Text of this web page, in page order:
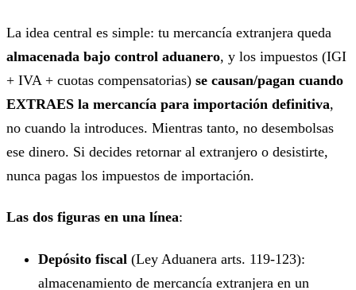
La idea central es simple: tu mercancía extranjera queda
almacenada bajo control aduanero, y los impuestos (IGI
+ IVA + cuotas compensatorias) se causan/pagan cuando
EXTRAES la mercancía para importación definitiva,
no cuando la introduces. Mientras tanto, no desembolsas
ese dinero. Si decides retornar al extranjero o desistirte,
nunca pagas los impuestos de importación.
Las dos figuras en una línea:
Depósito fiscal (Ley Aduanera arts. 119-123):
almacenamiento de mercancía extranjera en un